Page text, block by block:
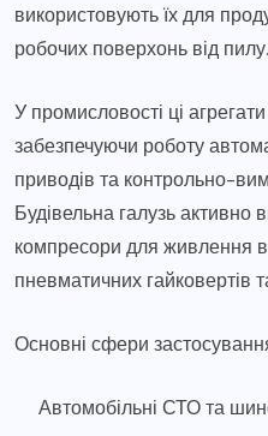
використовують їх для
робочих поверхонь від пилу.
У промисловості ці
забезпечуючи роботу
приводів та контрольно-
Будівельна галузь активно
компресори для живлення
пневматичних
Основні сфери
Автомобільні СТО та